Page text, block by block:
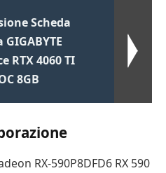
Scheda
RTX 4060 TI
8GB
RX-590P8DFD6 RX 590